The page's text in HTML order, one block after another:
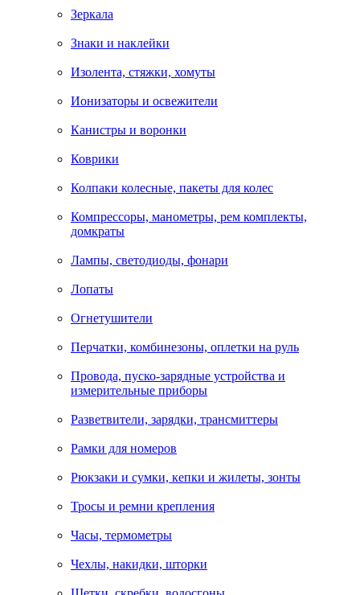
Зеркала
Знаки и наклейки
Изолента, стяжки, хомуты
Ионизаторы и освежители
Канистры и воронки
Коврики
Колпаки колесные, пакеты для колес
Компрессоры, манометры, рем комплекты,
домкраты
Лампы, светодиоды, фонари
Лопаты
Огнетушители
Перчатки, комбинезоны, оплетки на руль
Провода, пуско-зарядные устройства и
измерительные приборы
Разветвители, зарядки, трансмиттеры
Рамки для номеров
Рюкзаки и сумки, кепки и жилеты, зонты
Тросы и ремни крепления
Часы, термометры
Чехлы, накидки, шторки